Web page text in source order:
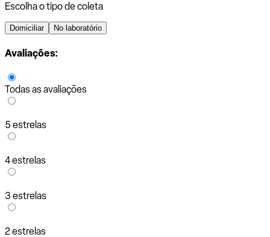
Escolha o tipo de coleta
Domiciliar No laboratório
Avaliações:
Todas as avaliações
5 estrelas
4 estrelas
3 estrelas
2 estrelas